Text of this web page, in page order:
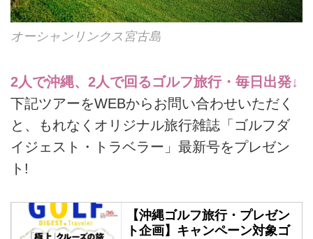
オーシャンリンクス宮古島
2人で沖縄、2人で回るゴルフ旅行・毎日出発↓
下記ツアーをWEBからお問い合わせいただく
と、もれなくオリジナル旅行雑誌「ゴルフダ
イジェスト・トラベラー」最新号をプレゼン
ト!
【沖縄ゴルフ旅行・プレゼン
ト企画】キャンペーン対象ゴ